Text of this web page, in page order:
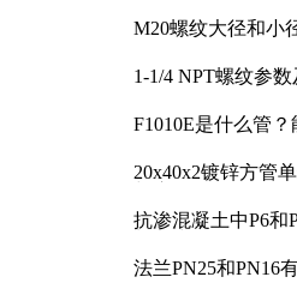
M20螺纹大径和小
1-1/4 NPT螺纹参
F1010E是什么管？
20x40x2镀锌方管
抗渗混凝土中P6和
法兰PN25和PN16